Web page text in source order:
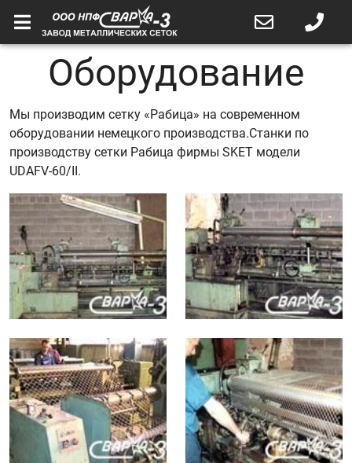
Оборудование
Мы производим сетку «Рабица» на современном
оборудовании немецкого производства.Станки по
производству сетки Рабица фирмы SKET модели
UDAFV-60/II.